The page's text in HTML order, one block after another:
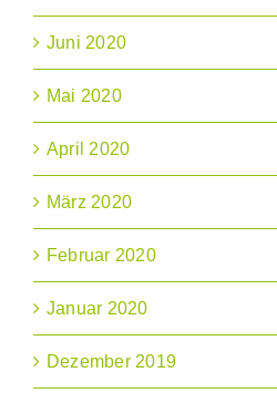
Juni 2020
Mai 2020
April 2020
März 2020
Februar 2020
Januar 2020
Dezember 2019